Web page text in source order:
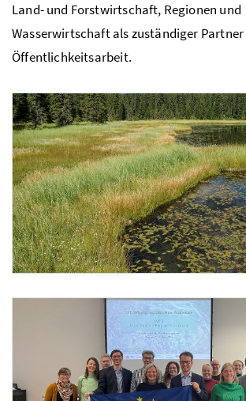
Land- und Forstwirtschaft, Regionen und
Wasserwirtschaft als zuständiger
Öffentlichkeitsarbeit.